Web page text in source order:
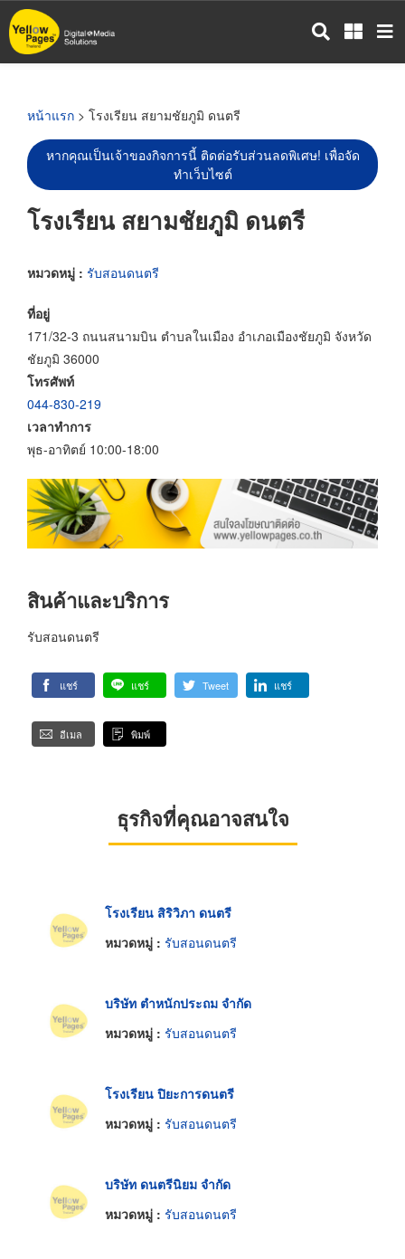
ข้าม
ไป
หน้าแรก > โรงเรียน สยามชัยภูมิ ดนตรี
หากคุณเป็นเจ้าของกิจการนี้ ติดต่อรับส่วนลดพิเศษ! เพื่อจัด
ทำเว็บไซต์
โรงเรียน สยามชัยภูมิ ดนตรี
หมวดหมู่ : รับสอนดนตรี
ที่อยู่
171/32-3 ถนนสนามบิน ตำบลในเมือง อำเภอเมืองชัยภูมิ จังหวัด
ชัยภูมิ 36000
โทรศัพท์
044-830-219
เวลาทำการ
พุธ-อาทิตย์ 10:00-18:00
สินค้าและบริการ
รับสอนดนตรี
แชร์ แชร์ Tweet แชร์
อีเมล พิมพ์
ธุรกิจที่คุณอาจสนใจ
โรงเรียน สิริวิภา ดนตรี
หมวดหมู่ : รับสอนดนตรี
บริษัท ตำหนักประถม จำกัด
หมวดหมู่ : รับสอนดนตรี
โรงเรียน ปิยะการดนตรี
หมวดหมู่ : รับสอนดนตรี
บริษัท ดนตรีนิยม จำกัด
หมวดหมู่ : รับสอนดนตรี